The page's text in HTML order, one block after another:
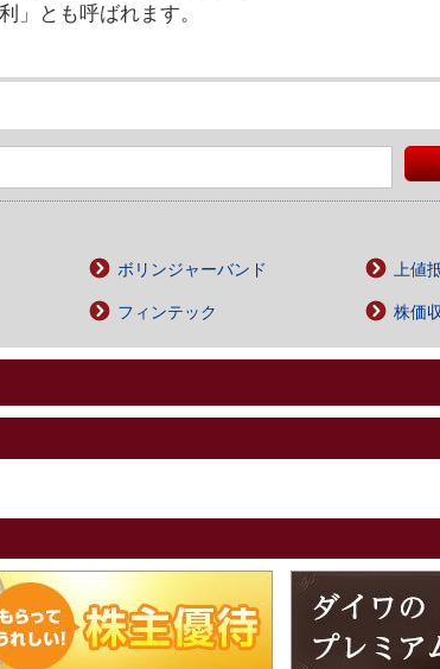
」とも呼ばれます。
ボリンジャーバンド 上値
フィンテック 株価